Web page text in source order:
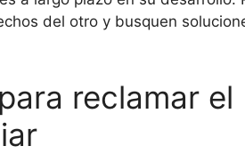
del otro y busquen
reclamar el